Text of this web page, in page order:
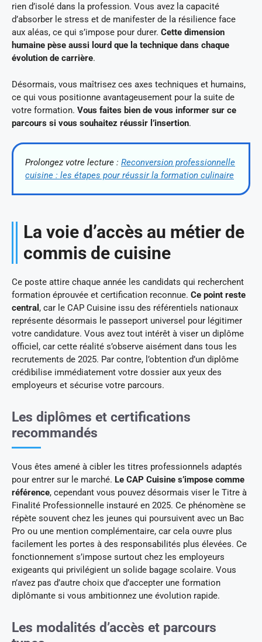
rien d’isolé dans la profession. Vous avez la capacité
d’absorber le stress et de manifester de la résilience face
aux aléas, ce qui s’impose pour durer. Cette dimension
humaine pèse aussi lourd que la technique dans chaque
évolution de carrière.
Désormais, vous maîtrisez ces axes techniques et humains,
ce qui vous positionne avantageusement pour la suite de
votre formation. Vous faites bien de vous informer sur ce
parcours si vous souhaitez réussir l’insertion.
Prolongez votre lecture : Reconversion professionnelle
cuisine : les étapes pour réussir la formation culinaire
La voie d’accès au métier de
commis de cuisine
Ce poste attire chaque année les candidats qui recherchent
formation éprouvée et certification reconnue. Ce point reste
central , car le CAP Cuisine issu des référentiels nationaux
représente désormais le passeport universel pour légitimer
votre candidature. Vous avez tout intérêt à viser un diplôme
officiel, car cette réalité s’observe aisément dans tous les
recrutements de 2025. Par contre, l’obtention d’un diplôme
crédibilise immédiatement votre dossier aux yeux des
employeurs et sécurise votre parcours.
Les diplômes et certifications
recommandés
Vous êtes amené à cibler les titres professionnels adaptés
pour entrer sur le marché. Le CAP Cuisine s’impose comme
référence, cependant vous pouvez désormais viser le Titre à
Finalité Professionnelle instauré en 2025. Ce phénomène se
répète souvent chez les jeunes qui poursuivent avec un Bac
Pro ou une mention complémentaire, car cela ouvre plus
facilement les portes à des responsabilités plus élevées. Ce
fonctionnement s’impose surtout chez les employeurs
exigeants qui privilégient un solide bagage scolaire. Vous
n’avez pas d’autre choix que d’accepter une formation
diplômante si vous ambitionnez une évolution rapide.
Les modalités d’accès et parcours